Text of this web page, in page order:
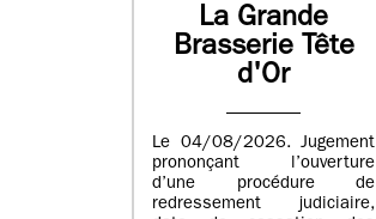
La Grande
Brasserie Tête
d'Or
Le 04/08/2026. Jugement
prononçant l’ouverture
d’une procédure de
redressement judiciaire,